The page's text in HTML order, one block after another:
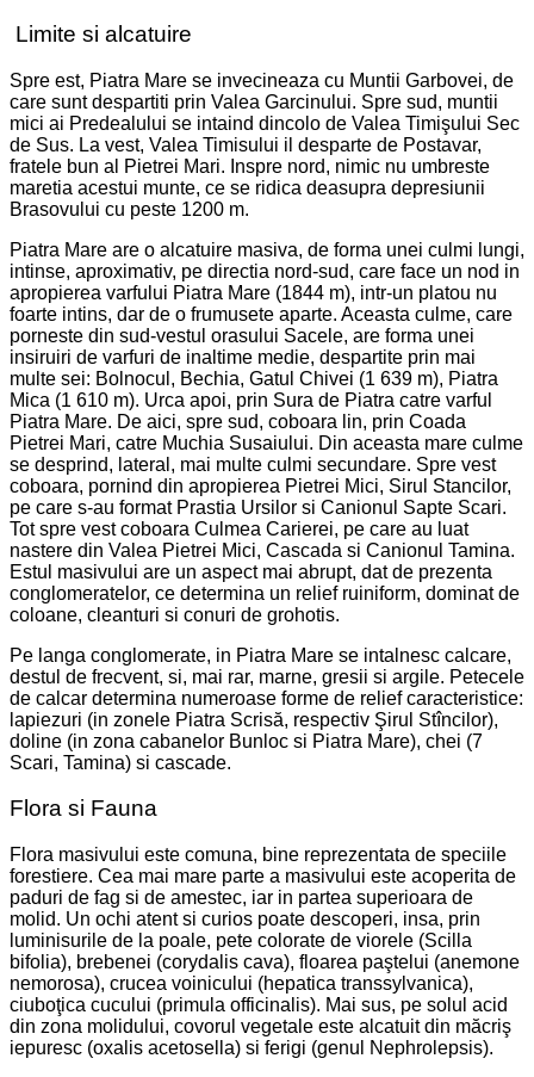
Limite si alcatuire
Spre est, Piatra Mare se invecineaza cu Muntii Garbovei, de
care sunt despartiti prin Valea Garcinului. Spre sud, muntii
mici ai Predealului se intaind dincolo de Valea Timişului Sec
de Sus. La vest, Valea Timisului il desparte de Postavar,
fratele bun al Pietrei Mari. Inspre nord, nimic nu umbreste
maretia acestui munte, ce se ridica deasupra depresiunii
Brasovului cu peste 1200 m.
Piatra Mare are o alcatuire masiva, de forma unei culmi lungi,
intinse, aproximativ, pe directia nord-sud, care face un nod in
apropierea varfului Piatra Mare (1844 m), intr-un platou nu
foarte intins, dar de o frumusete aparte. Aceasta culme, care
porneste din sud-vestul orasului Sacele, are forma unei
insiruiri de varfuri de inaltime medie, despartite prin mai
multe sei: Bolnocul, Bechia, Gatul Chivei (1 639 m), Piatra
Mica (1 610 m). Urca apoi, prin Sura de Piatra catre varful
Piatra Mare. De aici, spre sud, coboara lin, prin Coada
Pietrei Mari, catre Muchia Susaiului. Din aceasta mare culme
se desprind, lateral, mai multe culmi secundare. Spre vest
coboara, pornind din apropierea Pietrei Mici, Sirul Stancilor,
pe care s-au format Prastia Ursilor si Canionul Sapte Scari.
Tot spre vest coboara Culmea Carierei, pe care au luat
nastere din Valea Pietrei Mici, Cascada si Canionul Tamina.
Estul masivului are un aspect mai abrupt, dat de prezenta
conglomeratelor, ce determina un relief ruiniform, dominat de
coloane, cleanturi si conuri de grohotis.
Pe langa conglomerate, in Piatra Mare se intalnesc calcare,
destul de frecvent, si, mai rar, marne, gresii si argile. Petecele
de calcar determina numeroase forme de relief caracteristice:
lapiezuri (in zonele Piatra Scrisă, respectiv Şirul Stîncilor),
doline (in zona cabanelor Bunloc si Piatra Mare), chei (7
Scari, Tamina) si cascade.
Flora si Fauna
Flora masivului este comuna, bine reprezentata de speciile
forestiere. Cea mai mare parte a masivului este acoperita de
paduri de fag si de amestec, iar in partea superioara de
molid. Un ochi atent si curios poate descoperi, insa, prin
luminisurile de la poale, pete colorate de viorele (Scilla
bifolia), brebenei (corydalis cava), floarea paştelui (anemone
nemorosa), crucea voinicului (hepatica transsylvanica),
ciuboţica cucului (primula officinalis). Mai sus, pe solul acid
din zona molidului, covorul vegetale este alcatuit din măcriş
iepuresc (oxalis acetosella) si ferigi (genul Nephrolepsis).